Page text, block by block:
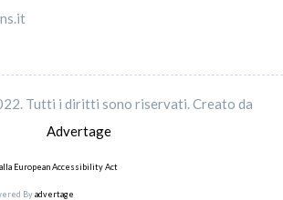
Tutti i diritti sono riservati. Creato da
Advertage
European Accessibility Act
Byadvertage